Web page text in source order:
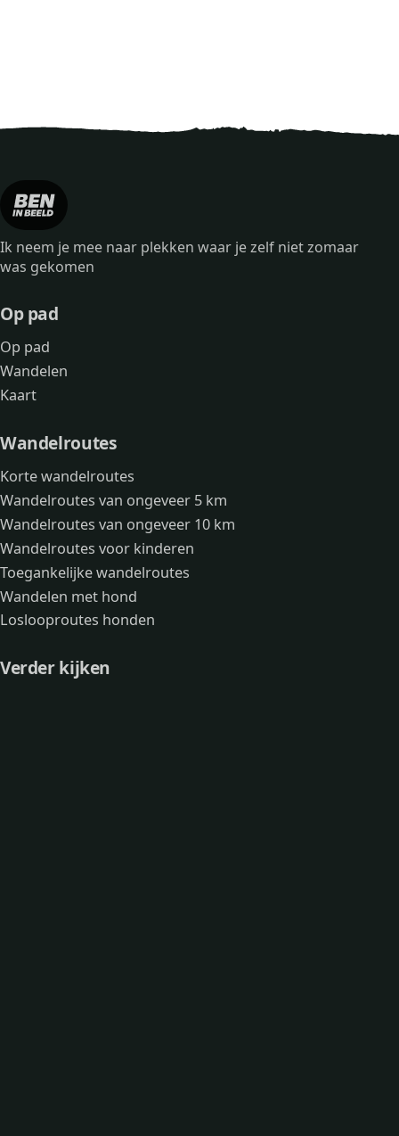
Ik neem je mee naar plekken waar je zelf niet zomaar
was gekomen
Op pad
Op pad
Wandelen
Kaart
Wandelroutes
Korte wandelroutes
Wandelroutes van ongeveer 5 km
Wandelroutes van ongeveer 10 km
Wandelroutes voor kinderen
Toegankelijke wandelroutes
Wandelen met hond
Loslooproutes honden
Verder kijken